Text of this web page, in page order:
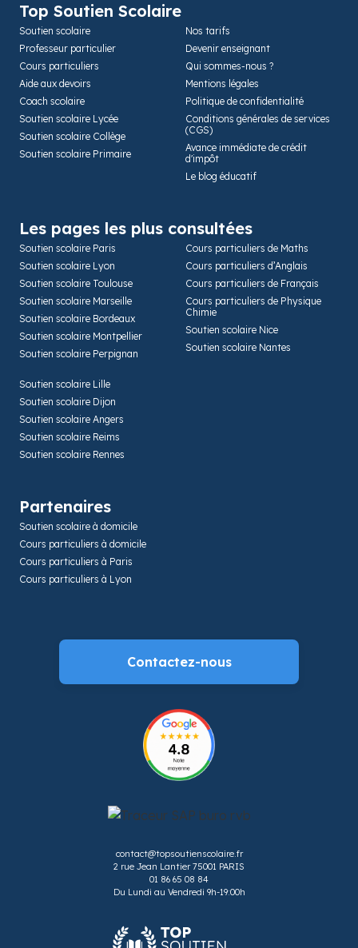
Top Soutien Scolaire
Soutien scolaire
Professeur particulier
Cours particuliers
Aide aux devoirs
Coach scolaire
Soutien scolaire Lycée
Soutien scolaire Collège
Soutien scolaire Primaire
Nos tarifs
Devenir enseignant
Qui sommes-nous ?
Mentions légales
Politique de confidentialité
Conditions générales de services
(CGS)
Avance immédiate de crédit
d'impôt
Le blog éducatif
Les pages les plus consultées
Soutien scolaire Paris
Soutien scolaire Lyon
Soutien scolaire Toulouse
Soutien scolaire Marseille
Soutien scolaire Bordeaux
Soutien scolaire Montpellier
Soutien scolaire Perpignan
Cours particuliers de Maths
Cours particuliers d’Anglais
Cours particuliers de Français
Cours particuliers de Physique
Chimie
Soutien scolaire Nice
Soutien scolaire Nantes
Soutien scolaire Lille
Soutien scolaire Dijon
Soutien scolaire Angers
Soutien scolaire Reims
Soutien scolaire Rennes
Partenaires
Soutien scolaire à domicile
Cours particuliers à domicile
Cours particuliers à Paris
Cours particuliers à Lyon
contact@topsoutienscolaire.fr
2 rue Jean Lantier 75001 PARIS
01 86 65 08 84
Du Lundi au Vendredi 9h-19:00h
Contactez-nous